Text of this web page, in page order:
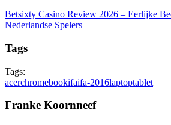
Betsixty Casino Review 2026 – Eerlijke
Nederlandse Spelers
Tags
Tags:
acerchromebookifaifa-2016laptoptablet
Franke Koornneef